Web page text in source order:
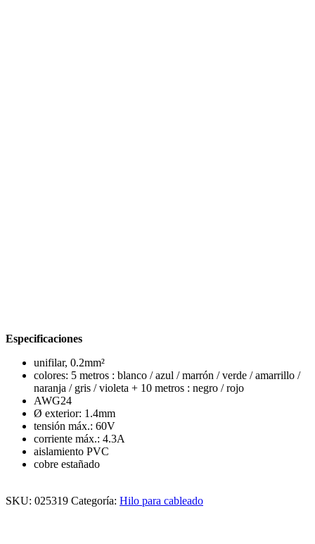
Especificaciones
unifilar, 0.2mm²
colores: 5 metros : blanco / azul / marrón / verde / amarrillo /
naranja / gris / violeta + 10 metros : negro / rojo
AWG24
Ø exterior: 1.4mm
tensión máx.: 60V
corriente máx.: 4.3A
aislamiento PVC
cobre estañado
SKU: 025319 Categoría: Hilo para cableado